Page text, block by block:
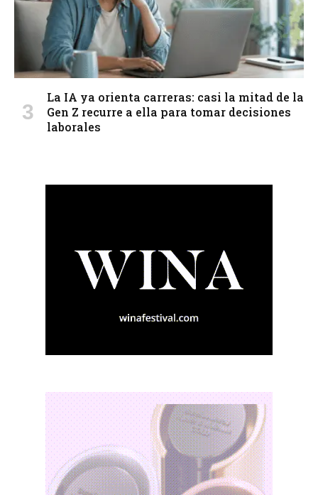
La IA ya orienta carreras: casi la mitad de la
Gen Z recurre a ella para tomar decisiones
laborales